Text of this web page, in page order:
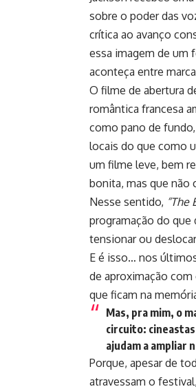
sobre o poder das
crítica ao avanço
essa imagem de um
aconteça entre
O filme de abertura
romântica francesa
como pano de
locais do que como
um filme leve, bem
bonita, mas que não
Nesse sentido, “The
programação do
tensionar ou
E é isso… nos
de aproximação
que ficam na
Mas, pra mim, o
circuito:
ajudam a ampliar
Porque, apesar de
atravessam o